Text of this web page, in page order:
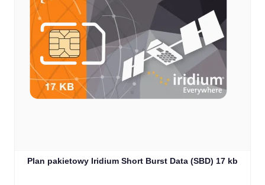
Plan pakietowy Iridium Short Burst Data (SBD) 17 kb